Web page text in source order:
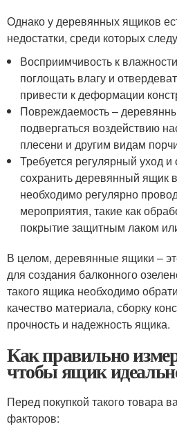
Однако у деревянных ящиков
недостатки, среди которых
Восприимчивость к
поглощать влагу и
привести к деформации
Повреждаемость –
подвергаться воздействию
плесени и другим видам
Требуется регулярный уход
сохранить деревянный ящик
необходимо регулярно
мероприятия, такие как
покрытие защитным лаком
В целом, деревянные ящики –
для создания балконного
такого ящика необходимо
качество материала, сборку
прочность и надежность ящика.
Как правильно
чтобы ящик
Перед покупкой такого товара
факторов: